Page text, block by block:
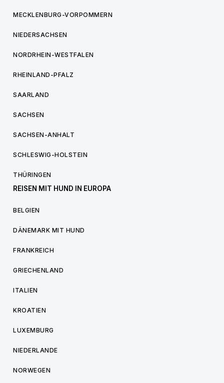
MECKLENBURG-VORPOMMERN
NIEDERSACHSEN
NORDRHEIN-WESTFALEN
RHEINLAND-PFALZ
SAARLAND
SACHSEN
SACHSEN-ANHALT
SCHLESWIG-HOLSTEIN
THÜRINGEN
REISEN MIT HUND IN EUROPA
BELGIEN
DÄNEMARK MIT HUND
FRANKREICH
GRIECHENLAND
ITALIEN
KROATIEN
LUXEMBURG
NIEDERLANDE
NORWEGEN